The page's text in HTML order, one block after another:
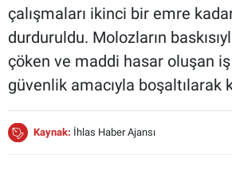
çalışmaları ikinci bir emre
durduruldu. Molozların
çöken ve maddi hasar oluşan
güvenlik amacıyla boşaltılarak
Kaynak: İhlas Haber Ajansı